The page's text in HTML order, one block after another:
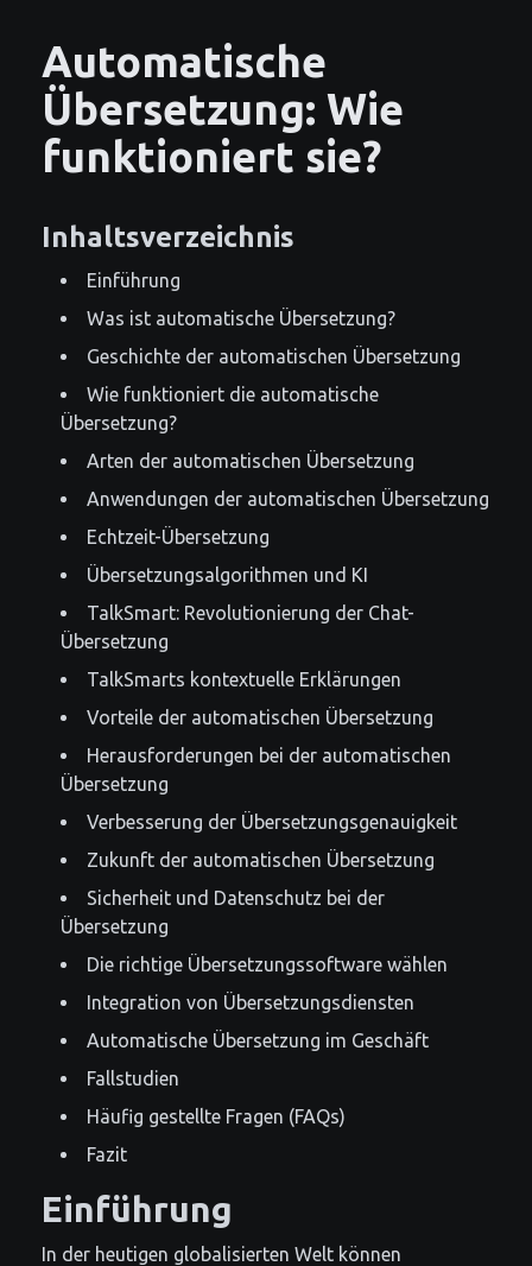
Automatische
Übersetzung: Wie
funktioniert sie?
Inhaltsverzeichnis
Einführung
Was ist automatische Übersetzung?
Geschichte der automatischen Übersetzung
Wie funktioniert die automatische
Übersetzung?
Arten der automatischen Übersetzung
Anwendungen der automatischen Übersetzung
Echtzeit-Übersetzung
Übersetzungsalgorithmen und KI
TalkSmart: Revolutionierung der Chat-
Übersetzung
TalkSmarts kontextuelle Erklärungen
Vorteile der automatischen Übersetzung
Herausforderungen bei der automatischen
Übersetzung
Verbesserung der Übersetzungsgenauigkeit
Zukunft der automatischen Übersetzung
Sicherheit und Datenschutz bei der
Übersetzung
Die richtige Übersetzungssoftware wählen
Integration von Übersetzungsdiensten
Automatische Übersetzung im Geschäft
Fallstudien
Häufig gestellte Fragen (FAQs)
Fazit
Einführung
In der heutigen globalisierten Welt können